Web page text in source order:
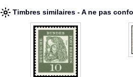
Timbres similaires - A ne pas